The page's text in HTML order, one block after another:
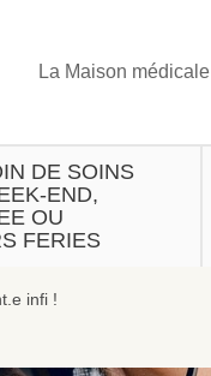
La Maison médicale
DE SOINS
END,
OU
FERIES
infi !